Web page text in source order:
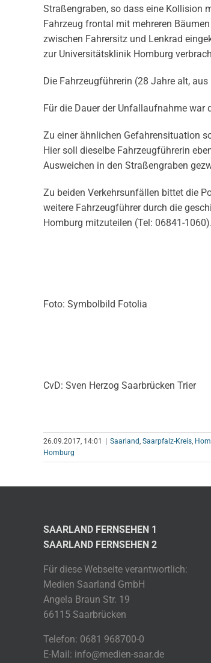
Straßengraben, so dass eine Kollision
Fahrzeug frontal mit mehreren
zwischen Fahrersitz und Lenkrad
zur Universitätsklinik Homburg
Die Fahrzeugführerin (28 Jahre alt,
Für die Dauer der Unfallaufnahme war
Zu einer ähnlichen Gefahrensituation
Hier soll dieselbe Fahrzeugführerin
Ausweichen in den Straßengraben
Zu beiden Verkehrsunfällen bittet die
weitere Fahrzeugführer durch die
Homburg mitzuteilen (Tel: 06841-1060).
Foto: Symbolbild Fotolia
CvD: Sven Herzog Saarbrücken Trier
26.09.2017, 14:01 Saarland, Saarpfalz-Kreis,
Homburg
SAARLAND FERNSEHEN 1
SAARLAND FERNSEHEN 2
Für diese Webseite verantwortlich:
Medien Saarland GmbH
Angela Braun Str. 19
66115 Saarbrücken
Telefon: 0681 968700-0
E-Mail: info@medien-saar.de